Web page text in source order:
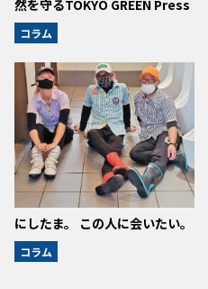
然を守るTOKYO GREEN Press
コラム
にしたま。 この人に会いたい。
コラム